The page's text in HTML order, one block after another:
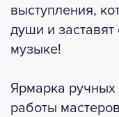
выступления,
души и заставят
музыке!
Ярмарка
работы